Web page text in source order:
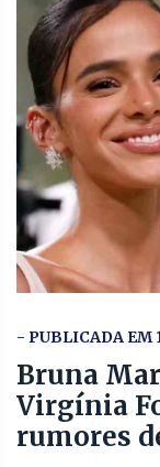
- PUBLICADA EM
Bruna
Virgínia
rumores